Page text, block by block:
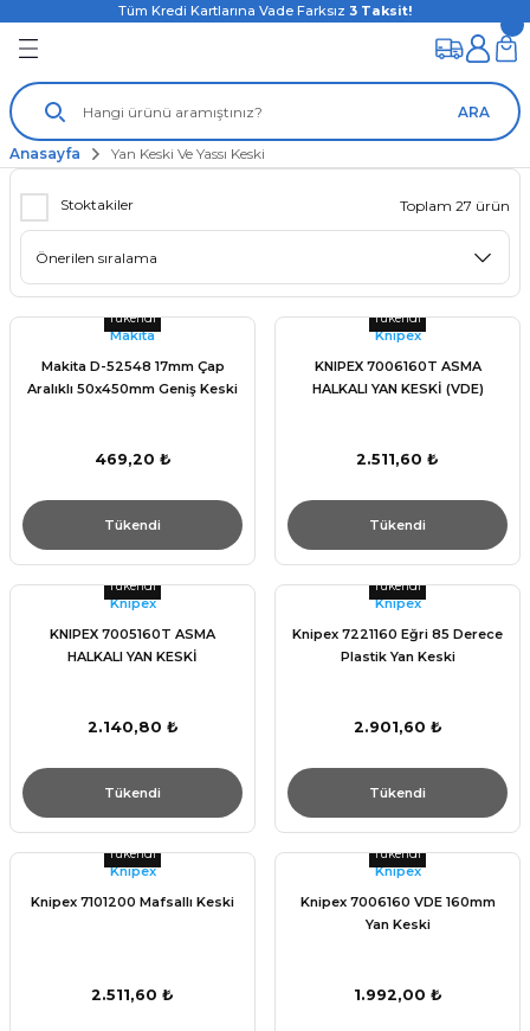
Tüm Kredi Kartlarına Vade Farksız 3 Taksit!
ARA
Anasayfa Yan Keski Ve Yassı Keski
Stoktakiler Toplam 27 ürün
Tükendi
Makita
Makita D-52548 17mm Çap
Aralıklı 50x450mm Geniş Keski
469,20 ₺
Tükendi
Tükendi
Knıpex
KNIPEX 7006160T ASMA
HALKALI YAN KESKİ (VDE)
2.511,60 ₺
Tükendi
Tükendi
Knıpex
KNIPEX 7005160T ASMA
HALKALI YAN KESKİ
2.140,80 ₺
Tükendi
Tükendi
Knıpex
Knipex 7221160 Eğri 85 Derece
Plastik Yan Keski
2.901,60 ₺
Tükendi
Tükendi
Knıpex
Knipex 7101200 Mafsallı Keski
2.511,60 ₺
Tükendi
Knıpex
Knipex 7006160 VDE 160mm
Yan Keski
1.992,00 ₺